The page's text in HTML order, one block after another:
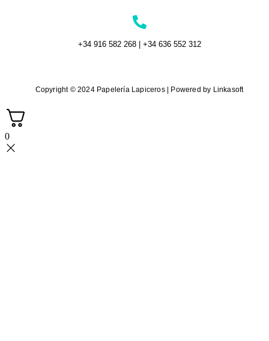
+34 916 582 268 | +34 636 552 312
Copyright © 2024 Papelería Lapiceros | Powered by Linkasoft
0